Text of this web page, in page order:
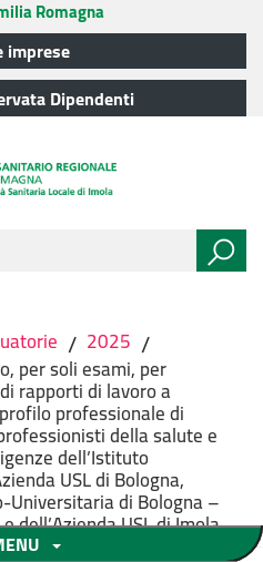
Romagna
imprese
Dipendenti
/ 2025 /
per soli esami, per
rapporti di lavoro a
professionale di
della salute e
dell’Istituto
USL di Bologna,
Universitaria di Bologna –
dell’Azienda USL di Imola